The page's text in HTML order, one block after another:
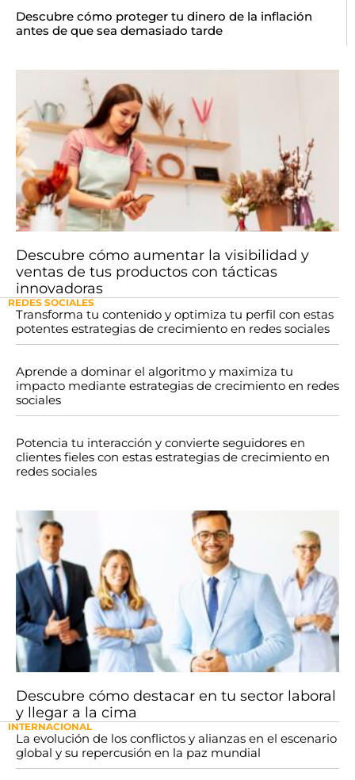
Descubre cómo proteger tu dinero de la inflación
antes de que sea demasiado tarde
Descubre cómo aumentar la visibilidad y
ventas de tus productos con tácticas
innovadoras
REDES SOCIALES
Transforma tu contenido y optimiza tu perfil con estas
potentes estrategias de crecimiento en redes sociales
Aprende a dominar el algoritmo y maximiza tu
impacto mediante estrategias de crecimiento en redes
sociales
Potencia tu interacción y convierte seguidores en
clientes fieles con estas estrategias de crecimiento en
redes sociales
Descubre cómo destacar en tu sector laboral
y llegar a la cima
INTERNACIONAL
La evolución de los conflictos y alianzas en el escenario
global y su repercusión en la paz mundial